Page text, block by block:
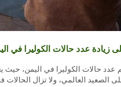
زيادة عدد حالات الكوليرا في
حالات الكوليرا في اليمن، حيث
على الصعيد العالمي، ولا تزال